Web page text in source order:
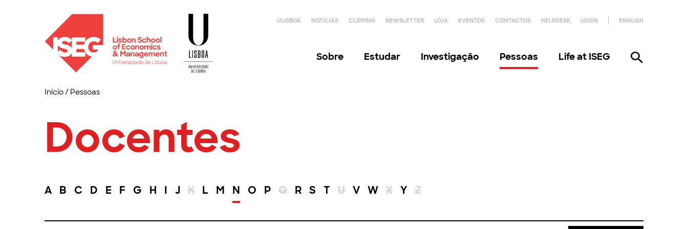
ULISBOA NOTÍCIAS CLIPPING NEWSLETTER LOJA EVENTOS CONTACTOS HELPDESK LOGIN ENGLISH
Sobre Estudar Investigação Pessoas Life at ISEG
Início/ Pessoas
Docentes
A B C D E F G H I J K L M N O P Q R S T U V W X Y Z